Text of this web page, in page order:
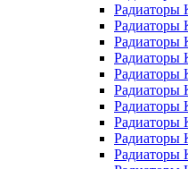
Радиаторы
Радиаторы
Радиаторы
Радиаторы
Радиаторы
Радиаторы
Радиаторы
Радиаторы
Радиаторы
Радиаторы